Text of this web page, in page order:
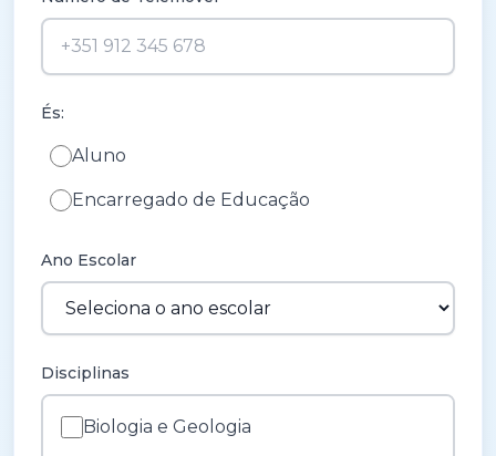
És:
Aluno
Encarregado de Educação
Ano Escolar
Disciplinas
Biologia e Geologia